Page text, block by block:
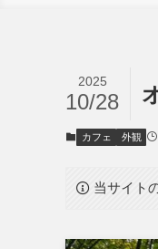
2025
10/28
カフェ 外観
当サイト